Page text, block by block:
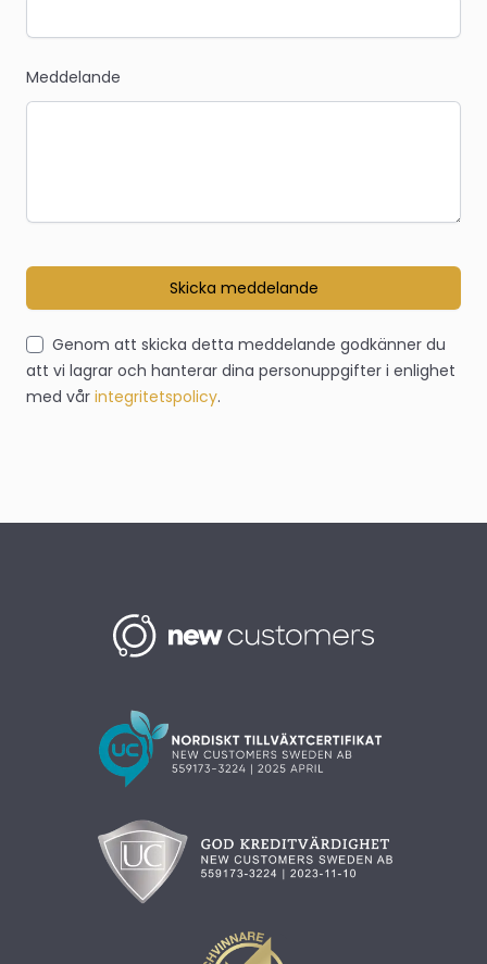
Meddelande
Skicka meddelande
Genom att skicka detta meddelande godkänner du
att vi lagrar och hanterar dina personuppgifter i enlighet
med vår integritetspolicy.